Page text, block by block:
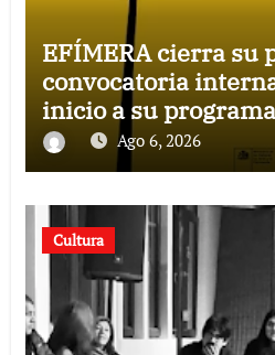
EFÍMERA cierra su
convocatoria
inicio a su
para la comunidad
Ago 6, 2026
Cultura